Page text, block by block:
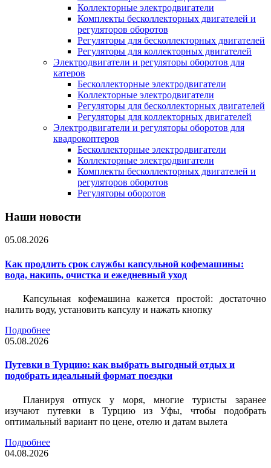
Коллекторные электродвигатели
Комплекты бесколлекторных двигателей и
регуляторов оборотов
Регуляторы для бесколлекторных двигателей
Регуляторы для коллекторных двигателей
Электродвигатели и регуляторы оборотов для
катеров
Бесколлекторные электродвигатели
Коллекторные электродвигатели
Регуляторы для бесколлекторных двигателей
Регуляторы для коллекторных двигателей
Электродвигатели и регуляторы оборотов для
квадрокоптеров
Бесколлекторные электродвигатели
Коллекторные электродвигатели
Комплекты бесколлекторных двигателей и
регуляторов оборотов
Регуляторы оборотов
Наши новости
05.08.2026
Как продлить срок службы капсульной кофемашины:
вода, накипь, очистка и ежедневный уход
Капсульная кофемашина кажется простой: достаточно
налить воду, установить капсулу и нажать кнопку
Подробнее
05.08.2026
Путевки в Турцию: как выбрать выгодный отдых и
подобрать идеальный формат поездки
Планируя отпуск у моря, многие туристы заранее
изучают путевки в Турцию из Уфы, чтобы подобрать
оптимальный вариант по цене, отелю и датам вылета
Подробнее
04.08.2026